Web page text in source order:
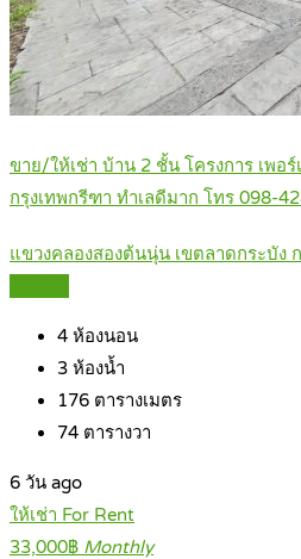
ขาย/ให้เช่า บ้าน 2 ชั้น โครงการ เพอ
กรุงเทพกรีฑา ทำเลดีมาก โทร 098-
แขวงคลองสองต้นนุ่น เขตลาดกระบัง
4 ห้องนอน
3 ห้องน้ำ
176 ตารางเมตร
74 ตารางวา
6 วัน ago
ให้เช่า For Rent
33,000฿ Monthly